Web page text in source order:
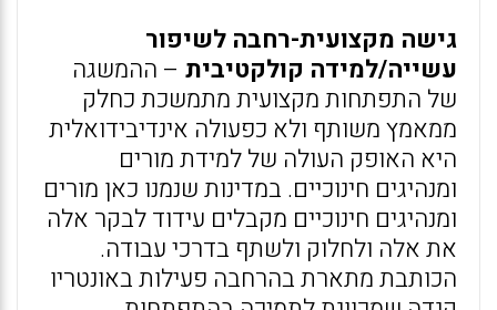
גישה מקצועית-רחבה לשיפור
עשייה/למידה קולקטיבית – ההמשגה
של התפתחות מקצועית מתמשכת כחלק
ממאמץ משותף ולא כפעולה אינדיבידואלית
היא האופק העולה של למידת מורים
ומנהיגים חינוכיים. במדינות שנמנו כאן מורים
ומנהיגים חינוכיים מקבלים עידוד לבקר אלה
את אלה ולחלוק ולשתף בדרכי עבודה.
הכותבת מתארת בהרחבה פעילות באונטריו